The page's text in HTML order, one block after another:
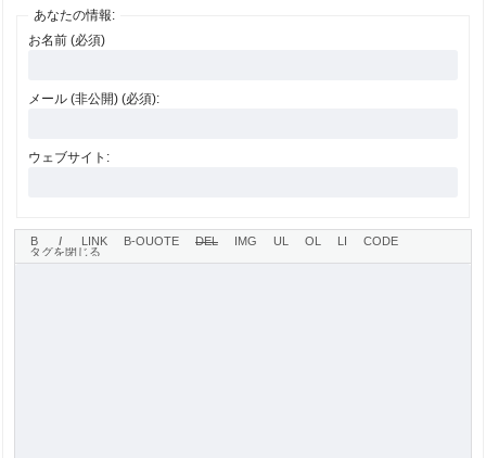
あなたの情報:
お名前 (必須)
メール (非公開) (必須):
ウェブサイト: